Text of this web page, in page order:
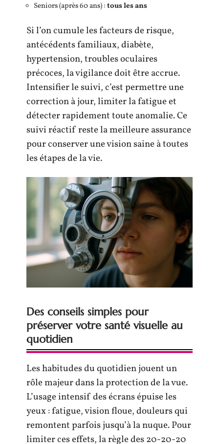
Seniors (après 60 ans) :tous les ans
Si l’on cumule les facteurs de risque,
antécédents familiaux, diabète,
hypertension, troubles oculaires
précoces, la vigilance doit être accrue.
Intensifier le suivi, c’est permettre une
correction à jour, limiter la fatigue et
détecter rapidement toute anomalie. Ce
suivi réactif reste la meilleure assurance
pour conserver une vision saine à toutes
les étapes de la vie.
Des conseils simples pour
préserver votre santé visuelle au
quotidien
Les habitudes du quotidien jouent un
rôle majeur dans la protection de la vue.
L’usage intensif des écrans épuise les
yeux : fatigue, vision floue, douleurs qui
remontent parfois jusqu’à la nuque. Pour
limiter ces effets, la règle des 20-20-20